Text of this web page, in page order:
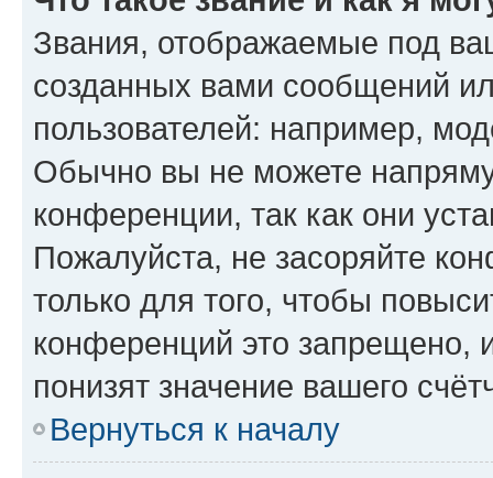
Звания, отображаемые под
созданных вами сообщений
пользователей: например,
Обычно вы не можете
конференции, так как они
Пожалуйста, не засоряйте
только для того, чтобы
конференций это запрещено,
понизят значение вашего
Вернуться к началу